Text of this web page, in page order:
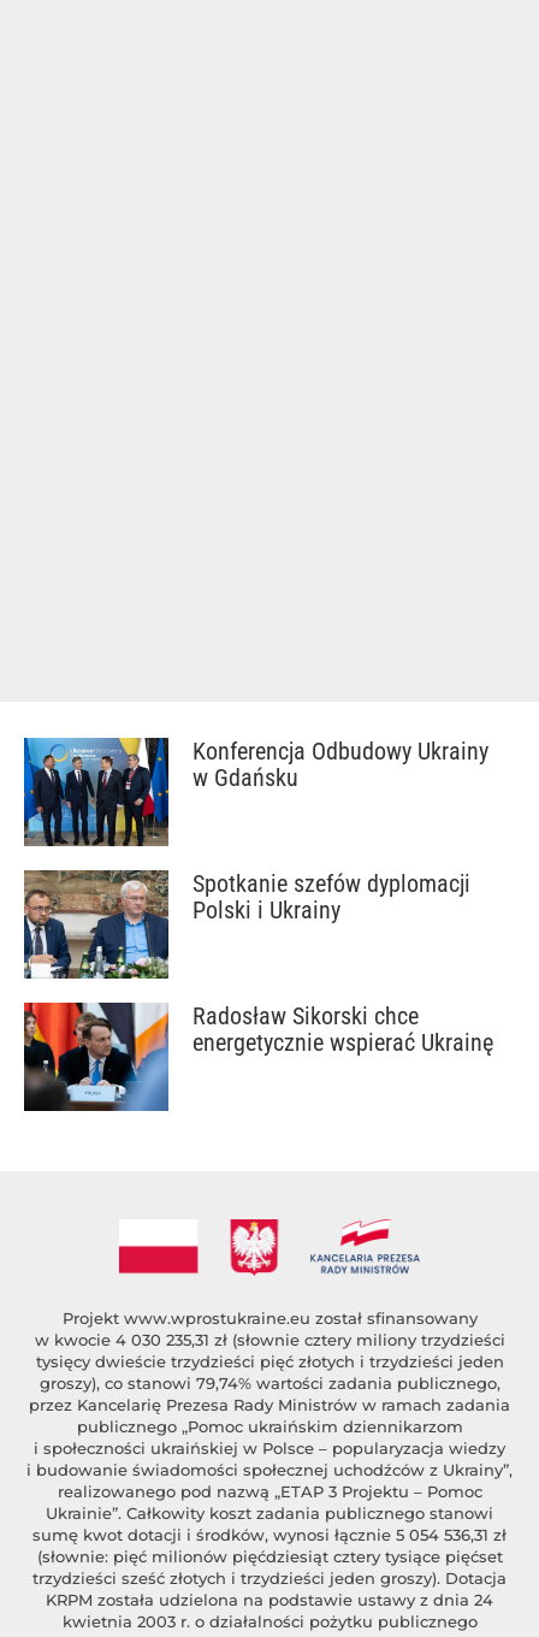
Konferencja Odbudowy Ukrainy
w Gdańsku
Spotkanie szefów dyplomacji
Polski i Ukrainy
Radosław Sikorski chce
energetycznie wspierać Ukrainę
Projekt www.wprostukraine.eu został sfinansowany
w kwocie 4 030 235,31 zł (słownie cztery miliony trzydzieści
tysięcy dwieście trzydzieści pięć złotych i trzydzieści jeden
groszy), co stanowi 79,74% wartości zadania publicznego,
przez Kancelarię Prezesa Rady Ministrów w ramach zadania
publicznego „Pomoc ukraińskim dziennikarzom
i społeczności ukraińskiej w Polsce – popularyzacja wiedzy
i budowanie świadomości społecznej uchodźców z Ukrainy”,
realizowanego pod nazwą „ETAP 3 Projektu – Pomoc
Ukrainie”. Całkowity koszt zadania publicznego stanowi
sumę kwot dotacji i środków, wynosi łącznie 5 054 536,31 zł
(słownie: pięć milionów pięćdziesiąt cztery tysiące pięćset
trzydzieści sześć złotych i trzydzieści jeden groszy). Dotacja
KRPM została udzielona na podstawie ustawy z dnia 24
kwietnia 2003 r. o działalności pożytku publicznego